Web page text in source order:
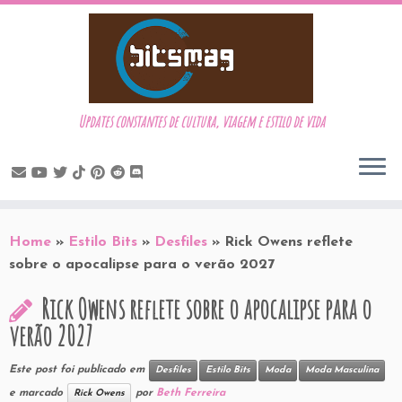
to
content
Updates constantes de cultura, viagem e estilo de vida
Home » Estilo Bits » Desfiles » Rick Owens reflete
sobre o apocalipse para o verão 2027
Rick Owens reflete sobre o apocalipse para o
verão 2027
Este post foi publicado em Desfiles Estilo Bits Moda Moda Masculina
e marcado Rick Owens por Beth Ferreira